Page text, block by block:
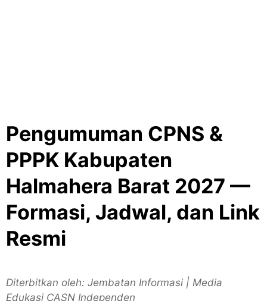
Pengumuman CPNS &
PPPK Kabupaten
Halmahera Barat 2027 —
Formasi, Jadwal, dan Link
Resmi
Diterbitkan oleh: Jembatan Informasi | Media
Edukasi CASN Independen